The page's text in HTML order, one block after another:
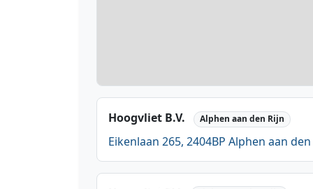
Hoogvliet B.V. Alphen aan den Rijn
Eikenlaan 265, 2404BP Alphen aan